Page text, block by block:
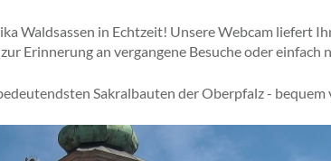
Waldsassen in Echtzeit! Unsere Webcam liefert
Erinnerung an vergangene Besuche oder einfach
Sakralbauten der Oberpfalz - bequem